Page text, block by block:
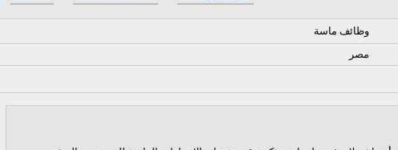
وظائف ماسة
مصر